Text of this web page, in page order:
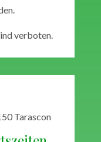
verboten.
Tarascon